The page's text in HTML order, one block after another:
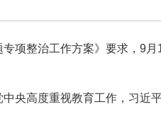
项整治工作方案》要求，9月
央高度重视教育工作，习近